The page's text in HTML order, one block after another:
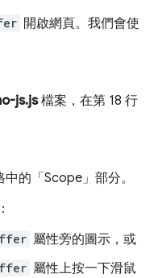
開啟網頁。我們會使
js.js檔案，在第 18 行
中的「Scope」 部分。
：
屬性旁的圖示，或
屬性上按一下滑鼠